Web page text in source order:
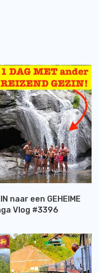
naar een GEHEIME
Vlog #3396